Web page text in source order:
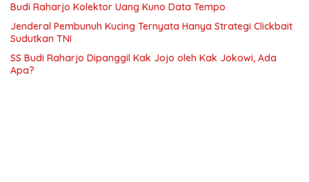
Budi Raharjo Kolektor Uang Kuno Data Tempo
Jenderal Pembunuh Kucing Ternyata Hanya Strategi Clickbait
Sudutkan TNI
SS Budi Raharjo Dipanggil Kak Jojo oleh Kak Jokowi, Ada
Apa?